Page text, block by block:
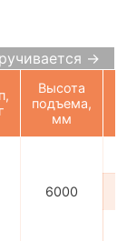
→
Высота
подъема,
мм
6000